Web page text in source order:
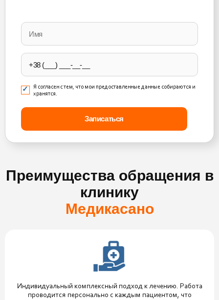
leave
this
field
empty.
Я согласен с тем, что мои предоставленные данные собираются и
хранятся.
Преимущества обращения в
клинику
Медикасано
Индивидуальный комплексный подход к лечению. Работа
проводится персонально с каждым пациентом, что